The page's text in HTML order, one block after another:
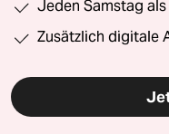
Jeden Samstag
Zusätzlich digitale